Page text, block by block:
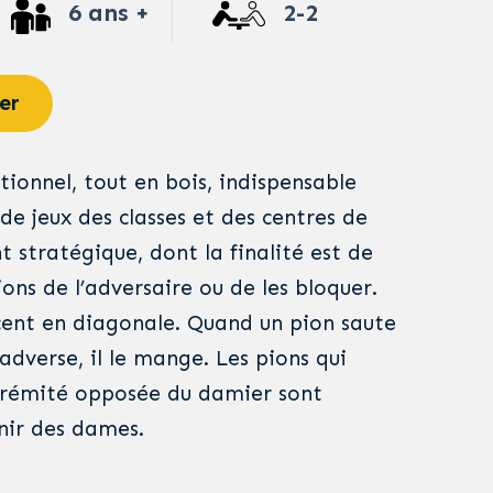
6 ans + 2-2
tout en bois, indispensable
jeux des classes et des centres de
stratégique, dont la finalité est de
de l’adversaire ou de les bloquer.
en diagonale. Quand un pion saute
il le mange. Les pions qui
opposée du damier sont
des dames.